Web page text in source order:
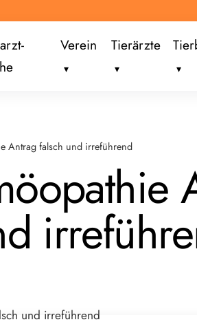
Verein Tierärzte
Antrag falsch und irreführend